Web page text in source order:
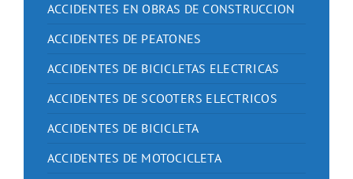
ACCIDENTES EN OBRAS DE CONSTRUCCION
ACCIDENTES DE PEATONES
ACCIDENTES DE BICICLETAS ELECTRICAS
ACCIDENTES DE SCOOTERS ELECTRICOS
ACCIDENTES DE BICICLETA
ACCIDENTES DE MOTOCICLETA